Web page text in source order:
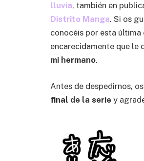
lluvia, también en
Distrito Manga. Si os
conocéis por esta última
encarecidamente que le
mi hermano.
Antes de despedirnos,
final de la serie y